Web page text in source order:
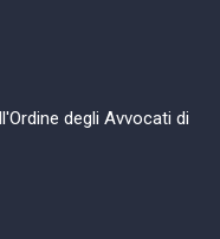
degli Avvocati di